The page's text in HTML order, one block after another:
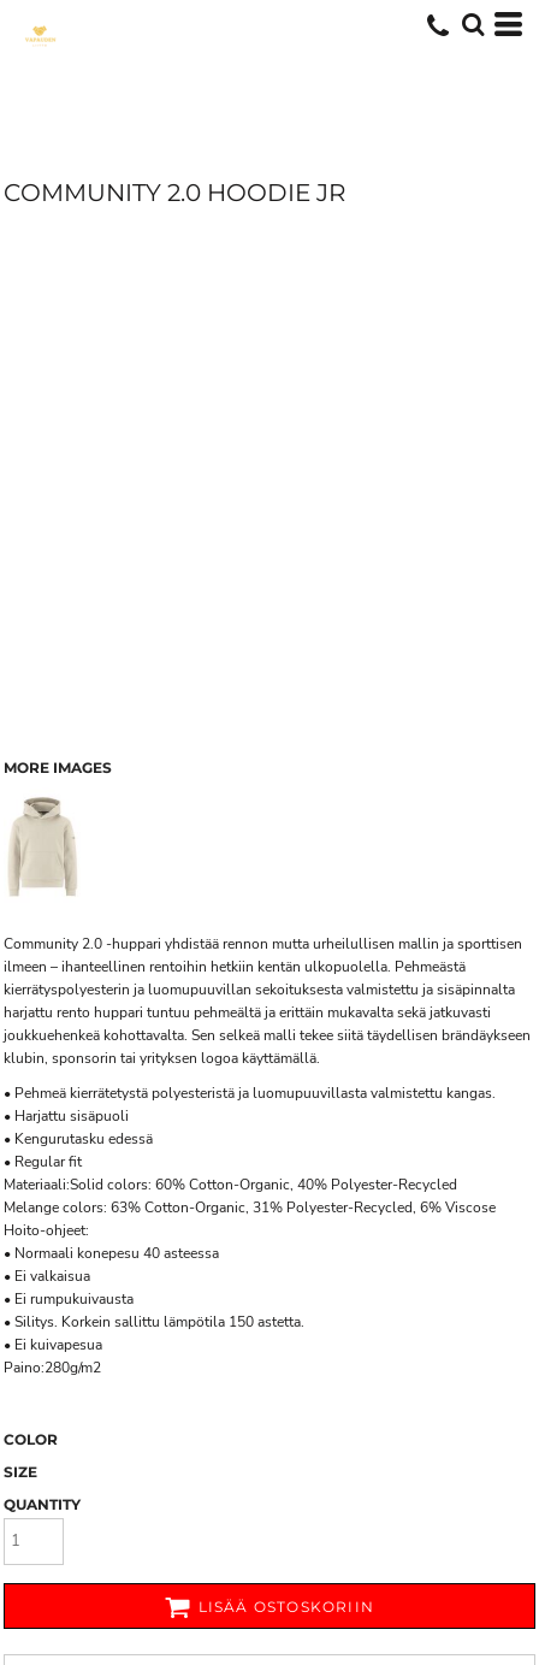
COMMUNITY 2.0 HOODIE JR
MORE IMAGES
Community 2.0 -huppari yhdistää rennon mutta urheilullisen mallin ja sporttisen
ilmeen – ihanteellinen rentoihin hetkiin kentän ulkopuolella. Pehmeästä
kierrätyspolyesterin ja luomupuuvillan sekoituksesta valmistettu ja sisäpinnalta
harjattu rento huppari tuntuu pehmeältä ja erittäin mukavalta sekä jatkuvasti
joukkuehenkeä kohottavalta. Sen selkeä malli tekee siitä täydellisen brändäykseen
klubin, sponsorin tai yrityksen logoa käyttämällä.
• Pehmeä kierrätetystä polyesteristä ja luomupuuvillasta valmistettu kangas.
• Harjattu sisäpuoli
• Kengurutasku edessä
• Regular fit
Materiaali:Solid colors: 60% Cotton-Organic, 40% Polyester-Recycled
Melange colors: 63% Cotton-Organic, 31% Polyester-Recycled, 6% Viscose
Hoito-ohjeet:
• Normaali konepesu 40 asteessa
• Ei valkaisua
• Ei rumpukuivausta
• Silitys. Korkein sallittu lämpötila 150 astetta.
• Ei kuivapesua
Paino:280g/m2
COLOR
SIZE
QUANTITY
LISÄÄ OSTOSKORIIN